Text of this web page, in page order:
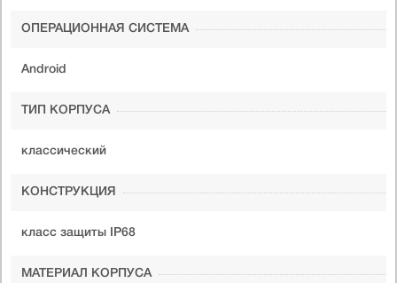
ОПЕРАЦИОННАЯ СИСТЕМА
Android
ТИП КОРПУСА
классический
КОНСТРУКЦИЯ
класс защиты IP68
МАТЕРИАЛ КОРПУСА